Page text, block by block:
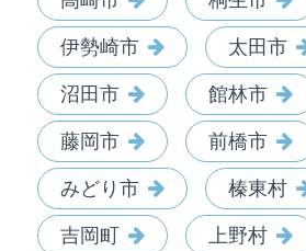
伊勢崎市 太田市
沼田市 館林市
藤岡市 前橋市
みどり市 榛東村
吉岡町 上野村